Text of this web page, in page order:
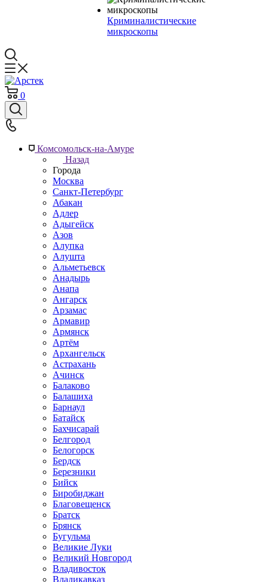
Криминалистические
микроскопы
0
Комсомольск-на-Амуре
Назад
Города
Москва
Санкт-Петербург
Абакан
Адлер
Адыгейск
Азов
Алупка
Алушта
Альметьевск
Анадырь
Анапа
Ангарск
Арзамас
Армавир
Армянск
Артём
Архангельск
Астрахань
Ачинск
Балаково
Балашиха
Барнаул
Батайск
Бахчисарай
Белгород
Белогорск
Бердск
Березники
Бийск
Биробиджан
Благовещенск
Братск
Брянск
Бугульма
Великие Луки
Великий Новгород
Владивосток
Владикавказ